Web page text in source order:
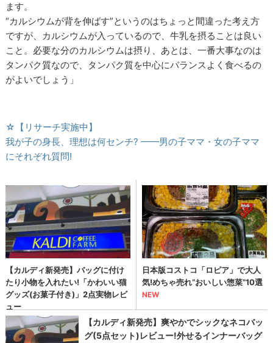
ます。
“カルシウムが背を伸ばす”というのはちょっと間違った考え方
ですが、カルシウムが入っているので、牛乳を摂ることは良い
こと。必要な分のカルシウムは摂り、あとは、一番大事なのは
タンパク質なので、タンパク質を中心にバランスよく食べるの
がよいでしょう」
☆【リサーチ実施中】
我が子の身長、理想は何センチ? ——男の子ママ・女の子ママ
にそれぞれ質問!